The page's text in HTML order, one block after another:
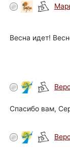
Весна идет!
Спасибо вам,